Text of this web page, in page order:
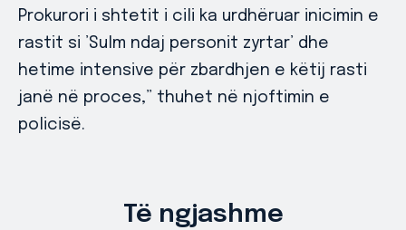
Prokurori i shtetit i cili ka urdhëruar inicimin e
rastit si ’Sulm ndaj personit zyrtar’ dhe
hetime intensive për zbardhjen e këtij rasti
janë në proces,” thuhet në njoftimin e
policisë.
Të ngjashme